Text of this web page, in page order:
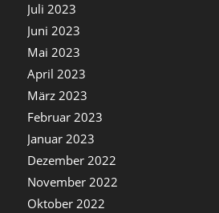
Juli 2023
Juni 2023
Mai 2023
April 2023
März 2023
Februar 2023
Januar 2023
Dezember 2022
November 2022
Oktober 2022